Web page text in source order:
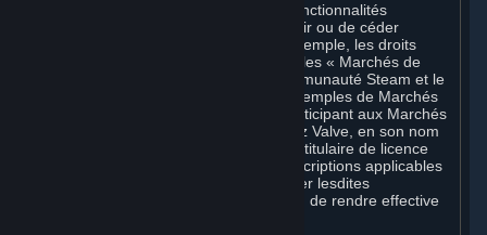
Steam peut inclure une ou plusieurs fonctionnalités
permettant aux Souscripteurs d'acquérir ou de céder
certains types de Souscriptions (par exemple, les droits
d'utilisation d'objets virtuels) (ci-après, les « Marchés de
Souscriptions »). Le marché de la communauté Steam et le
système d'échange Steam sont des exemples de Marchés
de Souscriptions. En utilisant ou en participant aux Marchés
de Souscriptions Steam, vous autorisez Valve, en son nom
propre ou en tant que représentant ou titulaire de licence
d'un créateur ou éditeur tiers des Souscriptions applicables
figurant dans votre Compte, à transférer lesdites
Souscriptions depuis votre Compte afin de rendre effective